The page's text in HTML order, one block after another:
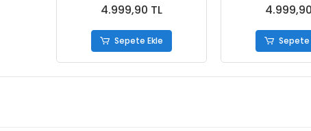
4.999,90 TL
Sepete Ekle Sepete